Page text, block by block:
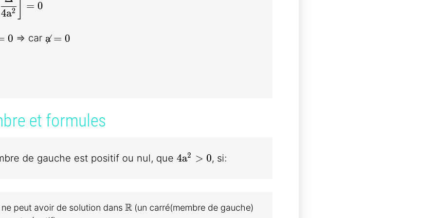
4a2 = 0
- \dfrac{\Delta}{4a^2} = 0
0=> car a = 0
= \dfrac{\Delta}{4a^2}
et formules
de gauche est positif ou nul, que 4a^2>0
4a2 > 0, si:
peut avoir de solution dans \mathbb{R}
R (un carré(membre de gauche)